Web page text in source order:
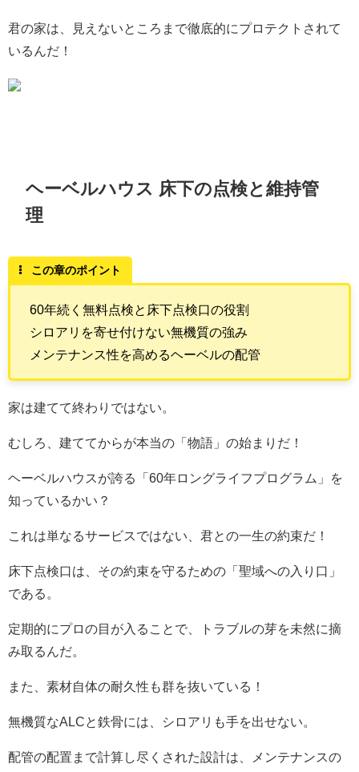
君の家は、見えないところまで徹底的にプロテクトされて
いるんだ！
ヘーベルハウス 床下の点検と維持管
理
この章のポイント
60年続く無料点検と床下点検口の役割
シロアリを寄せ付けない無機質の強み
メンテナンス性を高めるヘーベルの配管
家は建てて終わりではない。
むしろ、建ててからが本当の「物語」の始まりだ！
ヘーベルハウスが誇る「60年ロングライフプログラム」を
知っているかい？
これは単なるサービスではない、君との一生の約束だ！
床下点検口は、その約束を守るための「聖域への入り口」
である。
定期的にプロの目が入ることで、トラブルの芽を未然に摘
み取るんだ。
また、素材自体の耐久性も群を抜いている！
無機質なALCと鉄骨には、シロアリも手を出せない。
配管の配置まで計算し尽くされた設計は、メンテナンスの